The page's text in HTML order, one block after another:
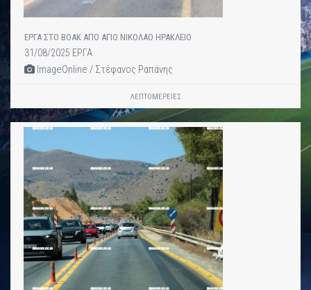
ΕΡΓΑ ΣΤΟ ΒΟΑΚ ΑΠΟ ΑΓΙΟ ΝΙΚΟΛΑΟ ΗΡΑΚΛΕΙΟ
31/08/2025 ΕΡΓΑ
ImageOnline / Στέφανος Ραπάνης
ΛΕΠΤΟΜΈΡΕΙΕΣ